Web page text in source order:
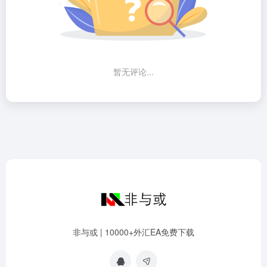
暂无评论...
非与或 | 10000+外汇EA免费下载